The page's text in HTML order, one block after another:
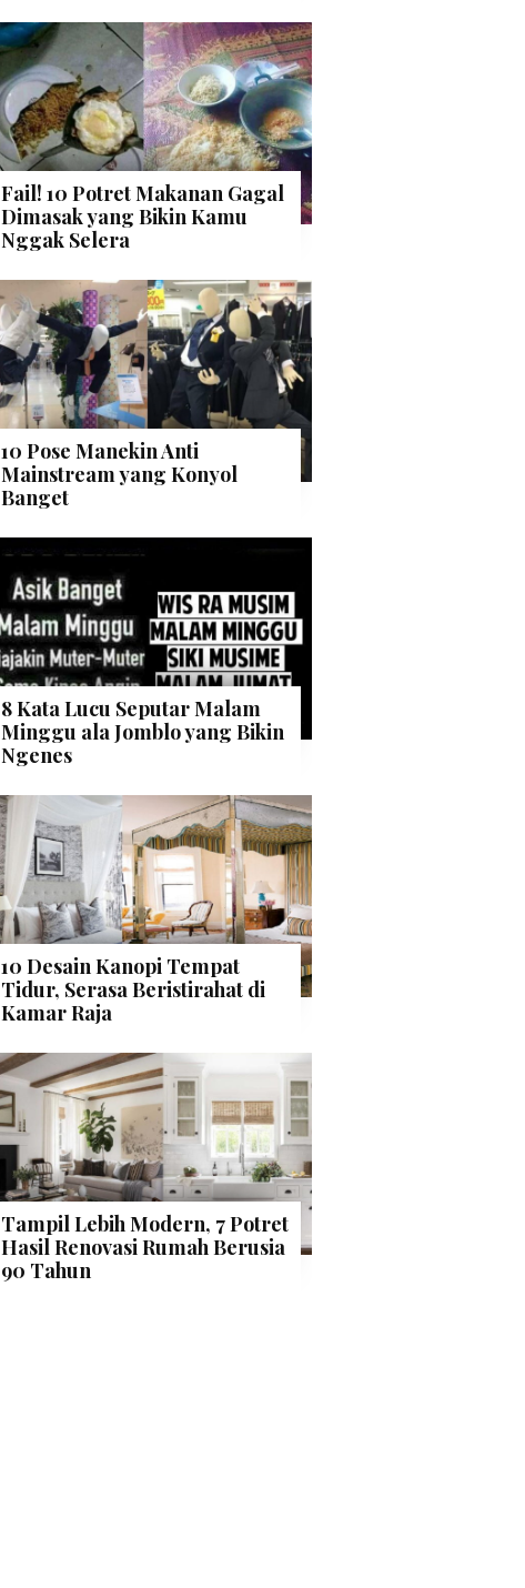
Fail! 10 Potret Makanan Gagal
Dimasak yang Bikin Kamu
Nggak Selera
10 Pose Manekin Anti
Mainstream yang Konyol
Banget
8 Kata Lucu Seputar Malam
Minggu ala Jomblo yang Bikin
Ngenes
10 Desain Kanopi Tempat
Tidur, Serasa Beristirahat di
Kamar Raja
Tampil Lebih Modern, 7 Potret
Hasil Renovasi Rumah Berusia
90 Tahun